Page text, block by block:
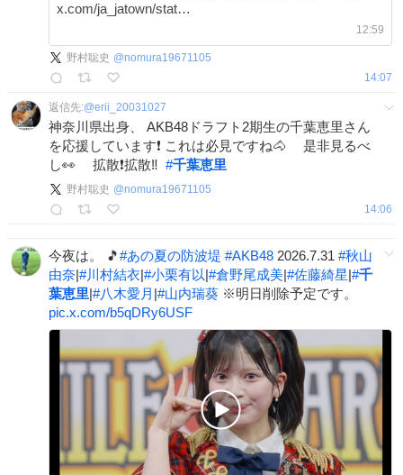
x.com/ja_jatown/stat…
12:59
野村聡史 @nomura19671105
14:07
返信先:@erii_20031027
神奈川県出身、 AKB48ドラフト2期生の千葉恵里さん
を応援しています❗️ これは必見ですね🐴 是非見るべ
し👀 拡散❗️拡散‼️ #千葉恵里
野村聡史 @nomura19671105
14:06
今夜は。 🎵#あの夏の防波堤 #AKB48 2026.7.31 #秋山
由奈|#川村結衣|#小栗有以|#倉野尾成美|#佐藤綺星|#千
葉恵里|#八木愛月 |#山内瑞葵 ※明日削除予定です。
pic.x.com/b5qDRy6USF